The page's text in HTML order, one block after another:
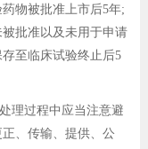
物被批准上市后5年;
批准以及未用于申请
至临床试验终止后5
过程中应当注意避
、传输、提供、公